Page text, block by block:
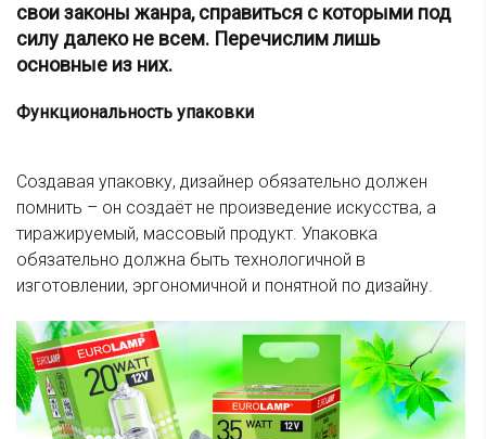
свои законы жанра, справиться с которыми под
силу далеко не всем. Перечислим лишь
основные из них.
Функциональность упаковки
Создавая упаковку, дизайнер обязательно должен
помнить – он создаёт не произведение искусства, а
тиражируемый, массовый продукт. Упаковка
обязательно должна быть технологичной в
изготовлении, эргономичной и понятной по дизайну.